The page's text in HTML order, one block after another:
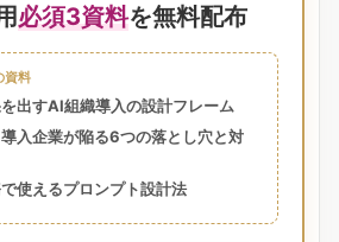
必須3資料を無料配布
資料
を出すAI組織導入の設計フレーム
導入企業が陥る6つの落とし穴と対
で使えるプロンプト設計法